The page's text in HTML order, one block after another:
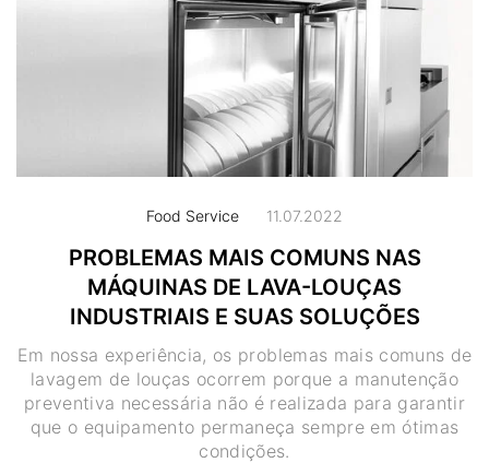
Food Service 11.07.2022
PROBLEMAS MAIS COMUNS NAS
MÁQUINAS DE LAVA-LOUÇAS
INDUSTRIAIS E SUAS SOLUÇÕES
Em nossa experiência, os problemas mais comuns de
lavagem de louças ocorrem porque a manutenção
preventiva necessária não é realizada para garantir
que o equipamento permaneça sempre em ótimas
condições.